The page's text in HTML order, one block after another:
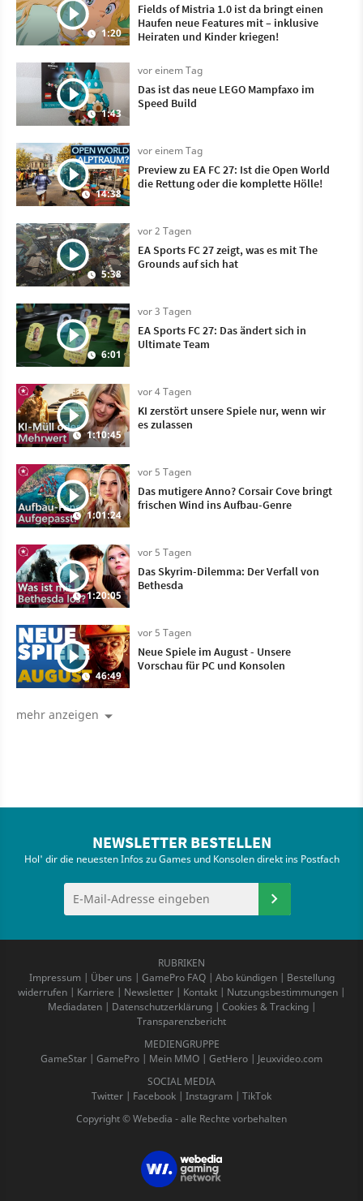
1:20
Fields of Mistria 1.0 ist da bringt einen
Haufen neue Features mit – inklusive
Heiraten und Kinder kriegen!
1:43
vor einem Tag
Das ist das neue LEGO Mampfaxo im
Speed Build
14:38
vor einem Tag
Preview zu EA FC 27: Ist die Open World
die Rettung oder die komplette Hölle!
5:38
vor 2 Tagen
EA Sports FC 27 zeigt, was es mit The
Grounds auf sich hat
6:01
vor 3 Tagen
EA Sports FC 27: Das ändert sich in
Ultimate Team
1:10:45
vor 4 Tagen
KI zerstört unsere Spiele nur, wenn wir
es zulassen
1:01:24
vor 5 Tagen
Das mutigere Anno? Corsair Cove bringt
frischen Wind ins Aufbau-Genre
1:20:05
vor 5 Tagen
Das Skyrim-Dilemma: Der Verfall von
Bethesda
46:49
vor 5 Tagen
Neue Spiele im August - Unsere
Vorschau für PC und Konsolen
mehr anzeigen
NEWSLETTER BESTELLEN
Hol' dir die neuesten Infos zu Games und Konsolen direkt ins Postfach
RUBRIKEN
Impressum| Über uns | GamePro FAQ| Abo kündigen| Bestellung
widerrufen | Karriere | Newsletter | Kontakt | Nutzungsbestimmungen |
Mediadaten| Datenschutzerklärung| Cookies & Tracking|
Transparenzbericht
MEDIENGRUPPE
GameStar | GamePro | Mein MMO | GetHero | Jeuxvideo.com
SOCIAL MEDIA
Twitter | Facebook | Instagram | TikTok
Copyright © Webedia - alle Rechte vorbehalten